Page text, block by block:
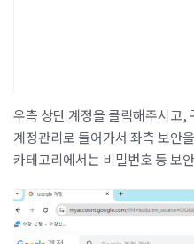
우측 상단 계정을 클릭해주시고,
계정관리로 들어가서 좌측 보안
카테고리에서는 비밀번호 등 보